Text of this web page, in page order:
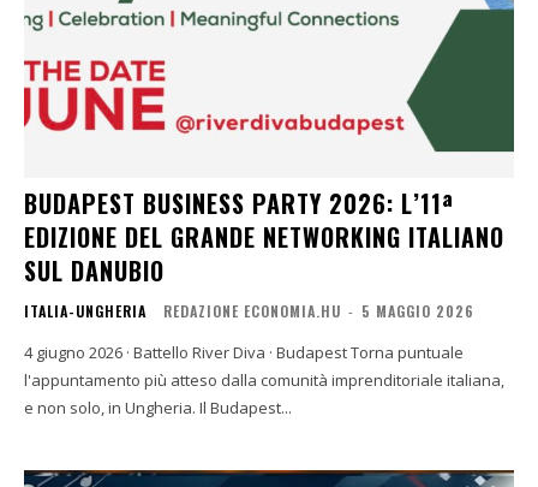
BUDAPEST BUSINESS PARTY 2026: L’11ª
EDIZIONE DEL GRANDE NETWORKING ITALIANO
SUL DANUBIO
ITALIA-UNGHERIA REDAZIONE ECONOMIA.HU - 5 MAGGIO 2026
4 giugno 2026 · Battello River Diva · Budapest Torna puntuale
l'appuntamento più atteso dalla comunità imprenditoriale italiana,
e non solo, in Ungheria. Il Budapest...